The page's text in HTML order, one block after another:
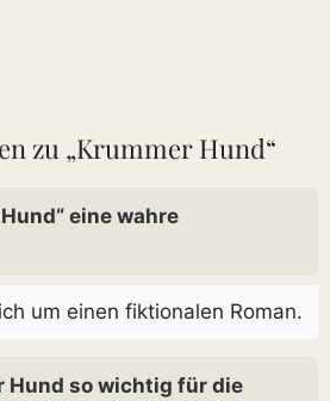
zu „Krummer Hund“
um einen fiktionalen Roman.